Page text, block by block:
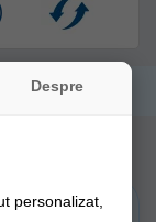
Match
Despre
personalizat,